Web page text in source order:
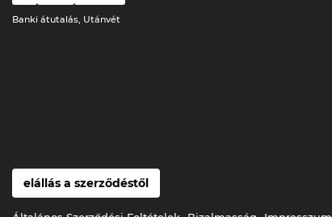
Banki átutalás, Utánvét
elállás a szerződéstől